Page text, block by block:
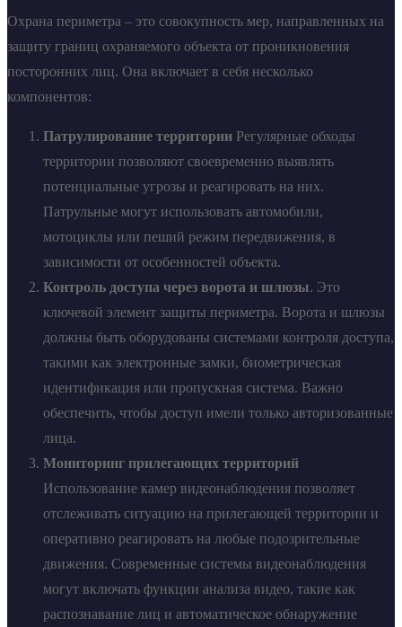
Охрана периметра – это совокупность мер, направленных на
защиту границ охраняемого объекта от проникновения
посторонних лиц. Она включает в себя несколько
компонентов:
Патрулирование территории Регулярные обходы
территории позволяют своевременно выявлять
потенциальные угрозы и реагировать на них.
Патрульные могут использовать автомобили,
мотоциклы или пеший режим передвижения, в
зависимости от особенностей объекта.
Контроль доступа через ворота и шлюзы. Это
ключевой элемент защиты периметра. Ворота и шлюзы
должны быть оборудованы системами контроля доступа,
такими как электронные замки, биометрическая
идентификация или пропускная система. Важно
обеспечить, чтобы доступ имели только авторизованные
лица.
Мониторинг прилегающих территорий
Использование камер видеонаблюдения позволяет
отслеживать ситуацию на прилегающей территории и
оперативно реагировать на любые подозрительные
движения. Современные системы видеонаблюдения
могут включать функции анализа видео, такие как
распознавание лиц и автоматическое обнаружение